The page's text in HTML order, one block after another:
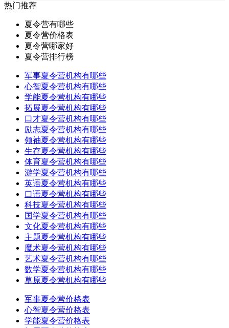
热门推荐
夏令营有哪些
夏令营价格表
夏令营哪家好
夏令营排行榜
军事夏令营机构有哪些
心智夏令营机构有哪些
学能夏令营机构有哪些
拓展夏令营机构有哪些
口才夏令营机构有哪些
励志夏令营机构有哪些
领袖夏令营机构有哪些
生存夏令营机构有哪些
体育夏令营机构有哪些
游学夏令营机构有哪些
英语夏令营机构有哪些
口语夏令营机构有哪些
科技夏令营机构有哪些
国学夏令营机构有哪些
文化夏令营机构有哪些
主题夏令营机构有哪些
魔术夏令营机构有哪些
艺术夏令营机构有哪些
数学夏令营机构有哪些
草原夏令营机构有哪些
军事夏令营价格表
心智夏令营价格表
学能夏令营价格表